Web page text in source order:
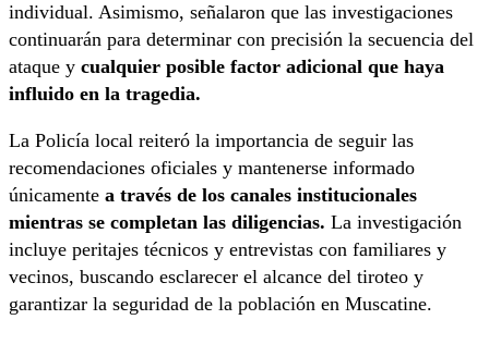
individual. Asimismo, señalaron que las investigaciones
continuarán para determinar con precisión la secuencia del
ataque y cualquier posible factor adicional que haya
influido en la tragedia.
La Policía local reiteró la importancia de seguir las
recomendaciones oficiales y mantenerse informado
únicamente a través de los canales institucionales
mientras se completan las diligencias. La investigación
incluye peritajes técnicos y entrevistas con familiares y
vecinos, buscando esclarecer el alcance del tiroteo y
garantizar la seguridad de la población en Muscatine.